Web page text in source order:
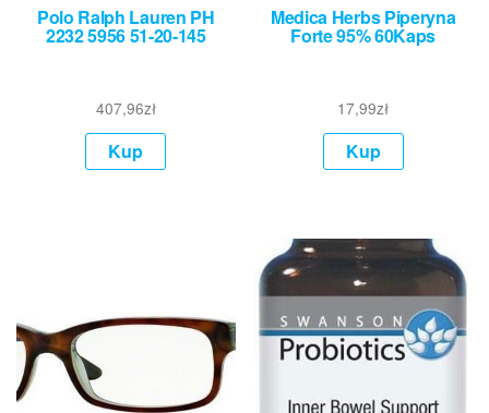
Polo Ralph Lauren PH
2232 5956 51-20-145
407,96zł
Kup
Medica Herbs Piperyna
Forte 95% 60Kaps
17,99zł
Kup